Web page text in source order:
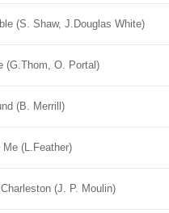
(S. Shaw, J.Douglas White)
(G.Thom, O. Portal)
(B. Merrill)
Me (L.Feather)
(J. P. Moulin)